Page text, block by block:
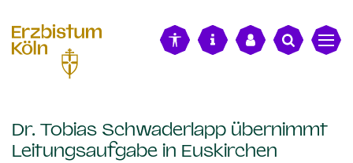
Dr. Tobias Schwaderlapp übernimmt
Leitungsaufgabe in Euskirchen